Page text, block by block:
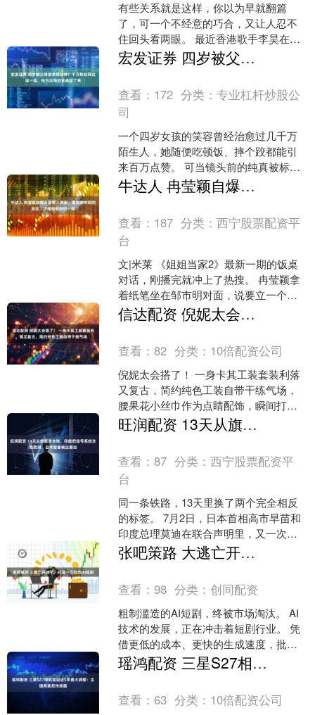
有些关系就是这样，你以为早就翻篇
了，可一个不经意的巧合，又让人忍不
住回头看两眼。 最近香港歌手李昊在红
馆开演唱会，后台的花篮多到排不下。
其中两个被工作人员专门....
宏发证券 四岁被父母拿来摆拍摔？千万粉丝网红瑶一瑶，终为父母的荒唐买了单
查看： 172 分类：专业杠杆炒股公
司
一个四岁女孩的笑容曾经治愈过几千万
陌生人，她随便吃顿饭、摔个跤都能引
来百万点赞。 可当镜头前的纯真被标上
价码，当眼泪成了流量的燃料，网友才
惊醒，她正在用整个童年....
牛达人 冉莹颖自爆五倍收入养家，看到邹市明的反应，才懂他和郑钧一样
查看： 187 分类：西宁股票配资平
台
文|米莱 《姐姐当家2》最新一期的饭桌
对话，刚播完就冲上了热搜。 冉莹颖拿
着纸笔坐在邹市明对面，说要立一个家
庭共管账户， 两个人按收入比例往里打
钱，覆盖房贷、欠....
信达配资 倪妮太会搭了！ 一身卡其工装套装利落又复古，简约纯色工装自带干练气场
查看：82 分类： 10倍配资公司
倪妮太会搭了！ 一身卡其工装套装利落
又复古，简约纯色工装自带干练气场，
腰果花小丝巾作为点睛配饰，瞬间打破
沉闷，增添复古氛围感。墨镜加持气场
十足，精致耳饰、可爱挂....
旺润配资 13天从旗舰变失败，印度把信号系统交给欧洲，日本整套输出落空
查看：87 分类：西宁股票配资平
台
同一条铁路，13天里换了两个完全相反
的标签。 7月2日，日本首相高市早苗和
印度总理莫迪在联合声明里，又一次把
孟买—艾哈迈达巴德高铁称作两国“旗舰
项目”。日本承诺....
张吧策路 大逃亡开始了，抖音一刀砍向AI短剧
查看：98 分类：创同配资
粗制滥造的AI短剧，终被市场淘汰。 AI
技术的发展，正在冲击着短剧行业。 凭
借更低的成本、更快的生成速度，批量AI
短剧涌入市场，疯狂抢占用户观看时
长。这给真人短....
瑶鸿配资 三星S27相机或迎近5年最大调整：主摄用索尼传感器
查看：63 分类： 10倍配资公司